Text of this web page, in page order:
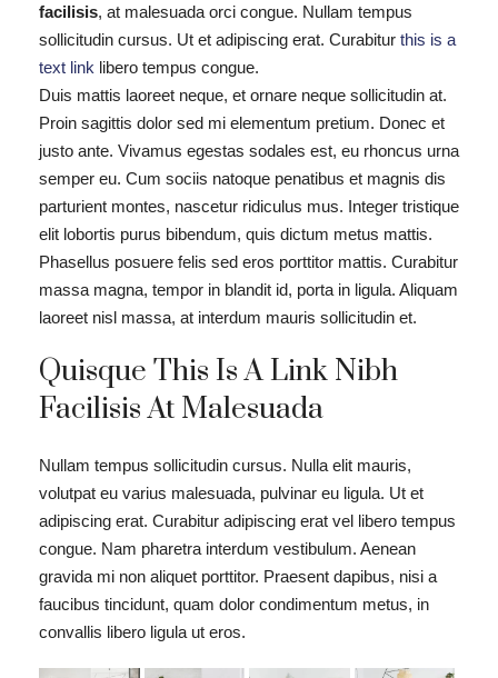
facilisis, at malesuada orci congue. Nullam tempus
sollicitudin cursus. Ut et adipiscing erat. Curabitur this is a
text link libero tempus congue.
Duis mattis laoreet neque, et ornare neque sollicitudin at.
Proin sagittis dolor sed mi elementum pretium. Donec et
justo ante. Vivamus egestas sodales est, eu rhoncus urna
semper eu. Cum sociis natoque penatibus et magnis dis
parturient montes, nascetur ridiculus mus. Integer tristique
elit lobortis purus bibendum, quis dictum metus mattis.
Phasellus posuere felis sed eros porttitor mattis. Curabitur
massa magna, tempor in blandit id, porta in ligula. Aliquam
laoreet nisl massa, at interdum mauris sollicitudin et.
Quisque This Is A Link Nibh
Facilisis At Malesuada
Nullam tempus sollicitudin cursus. Nulla elit mauris,
volutpat eu varius malesuada, pulvinar eu ligula. Ut et
adipiscing erat. Curabitur adipiscing erat vel libero tempus
congue. Nam pharetra interdum vestibulum. Aenean
gravida mi non aliquet porttitor. Praesent dapibus, nisi a
faucibus tincidunt, quam dolor condimentum metus, in
convallis libero ligula ut eros.